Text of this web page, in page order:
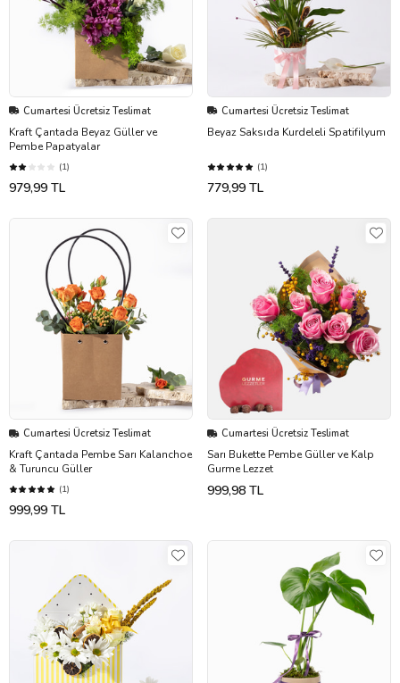
Cumartesi Ücretsiz Teslimat
Kraft Çantada Beyaz Güller ve
Pembe Papatyalar
(1)
979,99 TL
Cumartesi Ücretsiz Teslimat
Beyaz Saksıda Kurdeleli Spatifilyum
(1)
779,99 TL
Cumartesi Ücretsiz Teslimat
Kraft Çantada Pembe Sarı Kalanchoe
& Turuncu Güller
(1)
999,99 TL
Cumartesi Ücretsiz Teslimat
Sarı Bukette Pembe Güller ve Kalp
Gurme Lezzet
999,98 TL